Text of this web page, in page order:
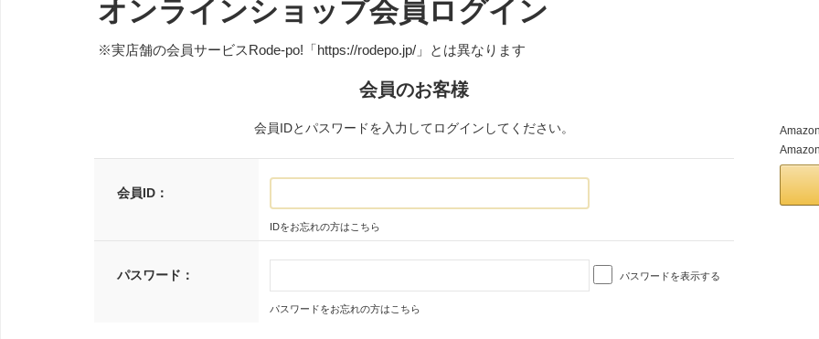
オンラインショップ会員ログイン
※実店舗の会員サービスRode-po! 「https://rodepo.jp/」 とは異なります
会員のお客様
会員IDとパスワードを入力してログインしてください。
会員ID：
IDをお忘れの方はこちら
パスワード： パスワードを表示する
パスワードをお忘れの方はこちら